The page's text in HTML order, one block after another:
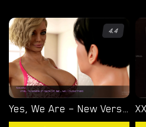
オーバーウォッチ
ディミトレスク夫人
バイオハザード
ビジュアルノベル
4.4
Yes, We Are – New Version 4 [TeamOfOne]